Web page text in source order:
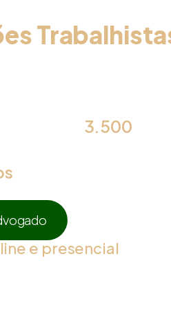
3.500
e presencial